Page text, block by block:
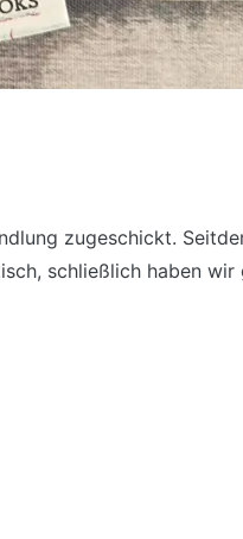
zugeschickt.
schließlich haben